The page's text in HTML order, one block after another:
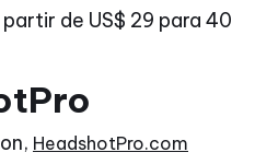
de US$ 29 para 40
HeadshotPro.com